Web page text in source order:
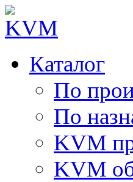
Каталог
По
По
KVM
KVM